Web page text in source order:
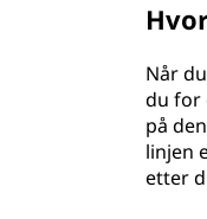
Når
du for
på
linjen
etter